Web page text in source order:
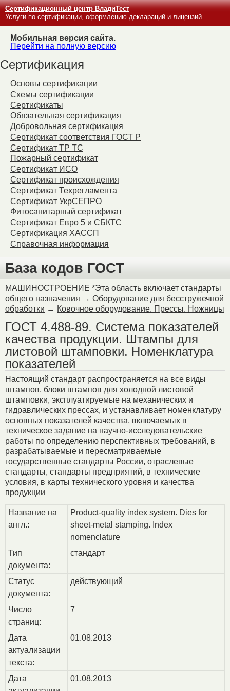
Сертификационный центр ВладиТест
Услуги по сертификации, оформлению деклараций и лицензий
Мобильная версия сайта.
Перейти на полную версию
Сертификация
Основы сертификации
Схемы сертификации
Сертификаты
Обязательная сертификация
Добровольная сертификация
Сертификат соответствия ГОСТ Р
Сертификат ТР ТС
Пожарный сертификат
Сертификат ИСО
Сертификат происхождения
Сертификат Техрегламента
Сертификат УкрСЕПРО
Фитосанитарный сертификат
Сертификат Евро 5 и СБКТС
Сертификация ХАССП
Справочная информация
База кодов ГОСТ
МАШИНОСТРОЕНИЕ *Эта область включает стандарты
общего назначения → Оборудование для бесстружечной
обработки → Ковочное оборудование. Прессы. Ножницы
ГОСТ 4.488-89. Система показателей
качества продукции. Штампы для
листовой штамповки. Номенклатура
показателей
Настоящий стандарт распространяется на все виды
штампов, блоки штампов для холодной листовой
штамповки, эксплуатируемые на механических и
гидравлических прессах, и устанавливает номенклатуру
основных показателей качества, включаемых в
техническое задание на научно-исследовательские
работы по определению перспективных требований, в
разрабатываемые и пересматриваемые
государственные стандарты России, отраслевые
стандарты, стандарты предприятий, в технические
условия, в карты технического уровня и качества
продукции
Название на
англ.:
Product-quality index system. Dies for
sheet-metal stamping. Index
nomenclature
Тип
документа:
стандарт
Статус
документа:
действующий
Число
страниц:
7
Дата
актуализации
текста:
01.08.2013
Дата
01.08.2013